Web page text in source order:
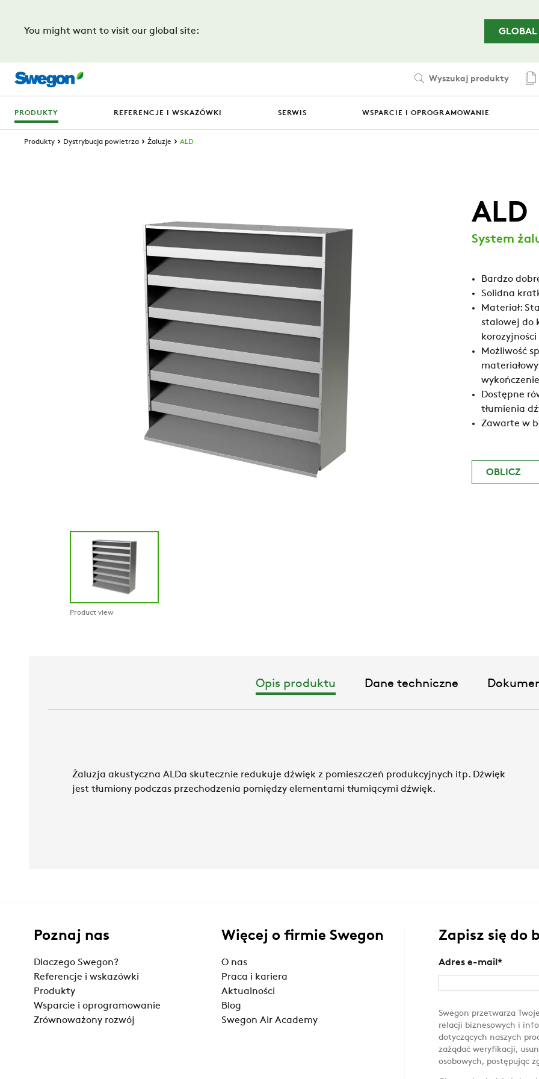
You might want to visit our global site:
GLOBAL
Wyszukaj produkty
PRODUKTY REFERENCJE I WSKAZÓWKI SERWIS WSPARCIE I OPROGRAMOWANIE
Produkty Dystrybucja powietrza Żaluzje ALD
Product view
ALD
System
Bardzo
Solidna
Materiał:
stalowej do
korozyjności
Możliwość
Dostępne
tłumienia
Zawarte w
OBLICZ
Opis produktu Dane techniczne
Żaluzja akustyczna ALDa skutecznie redukuje dźwięk z pomieszczeń produkcyjnych itp. Dźwięk
jest tłumiony podczas przechodzenia pomiędzy elementami tłumiącymi dźwięk.
Poznaj nas
Dlaczego Swegon?
Referencje i wskazówki
Produkty
Wsparcie i oprogramowanie
Zrównoważony rozwój
Więcej o firmie Swegon
O nas
Praca i kariera
Aktualności
Blog
Swegon Air Academy
Zapisz się do
Adres e-mail *
Swegon przetwarza
relacji biznesowych i
dotyczących naszych
zażądać weryfikacji,
osobowych, postępując